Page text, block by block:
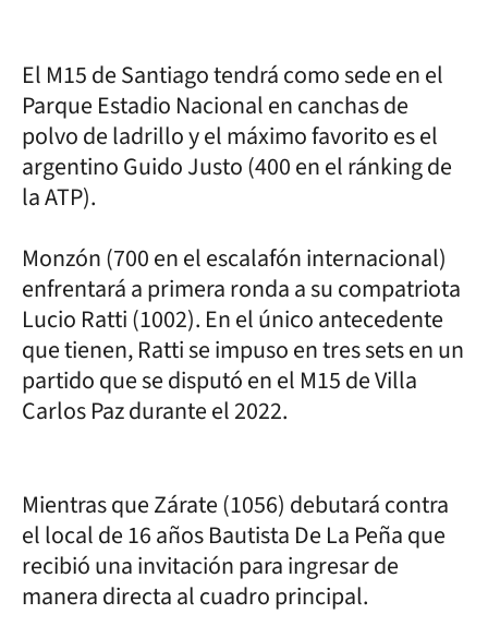
El M15 de Santiago tendrá como sede en el
Parque Estadio Nacional en canchas de
polvo de ladrillo y el máximo favorito es el
argentino Guido Justo (400 en el ránking de
la ATP).
Monzón (700 en el escalafón internacional)
enfrentará a primera ronda a su compatriota
Lucio Ratti (1002). En el único antecedente
que tienen, Ratti se impuso en tres sets en un
partido que se disputó en el M15 de Villa
Carlos Paz durante el 2022.
Mientras que Zárate (1056) debutará contra
el local de 16 años Bautista De La Peña que
recibió una invitación para ingresar de
manera directa al cuadro principal.